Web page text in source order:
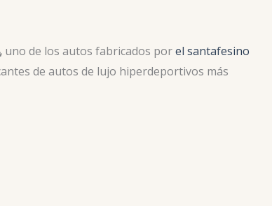
uno de los autos fabricados porel santafesino
de autos de lujo hiperdeportivos más